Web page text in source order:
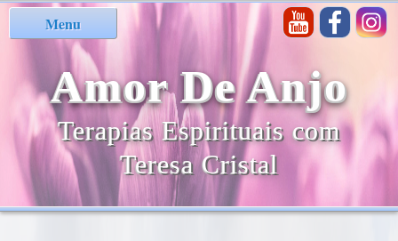
Amor De Anjo
Terapias Espirituais com
Teresa Cristal
Menu